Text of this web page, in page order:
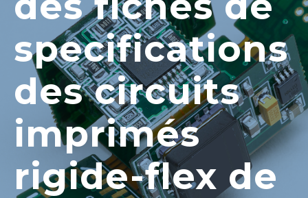
specifications
des circuits
imprimés
rigide-flex de